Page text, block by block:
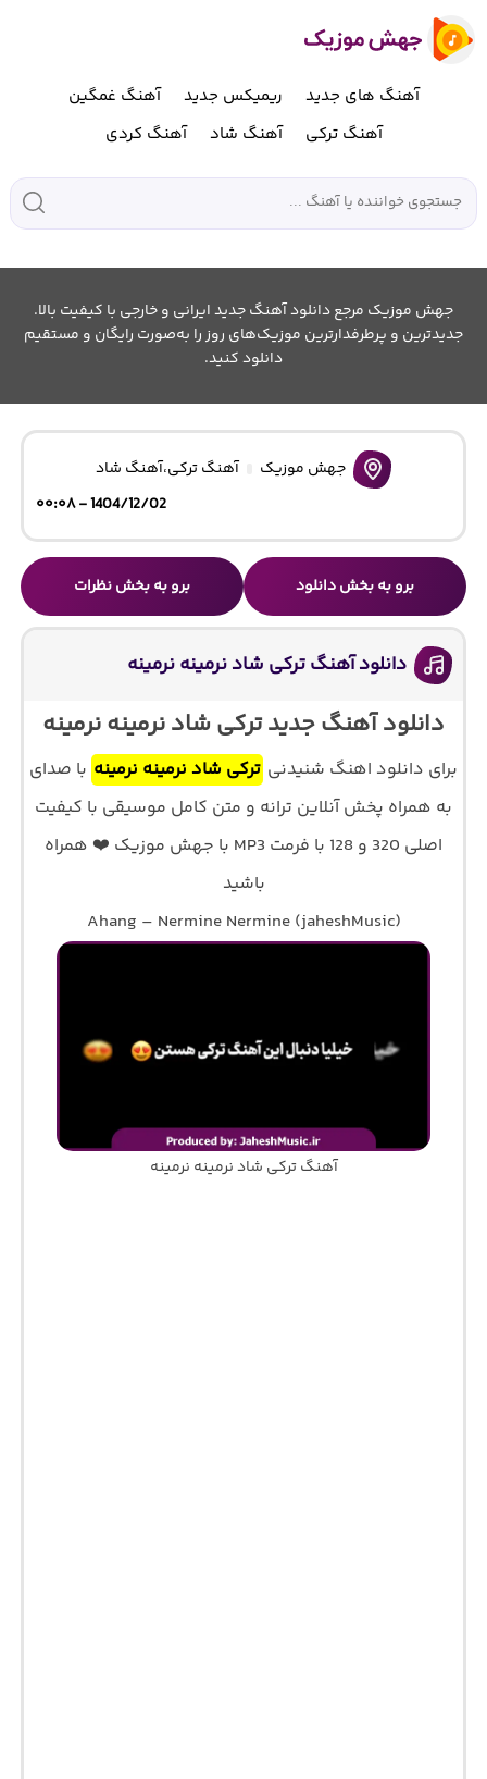
آهنگ های جدید ریمیکس جدید
آهنگ غمگین
آهنگ ترکی
آهنگ شاد آهنگ کردی
جهش موزیک مرجع دانلود آهنگ جدید ایرانی و خارجی با کیفیت بالا.
جدیدترین و پرطرفدارترین موزیک‌های روز را به‌صورت رایگان و مستقیم
دانلود کنید.
جهش موزیک آهنگ ترکی،آهنگ شاد
1404/12/02 - ۰۰:۰۸
برو به بخش دانلود برو به بخش نظرات
دانلود آهنگ ترکی شاد نرمینه نرمینه
دانلود آهنگ جدید ترکی شاد نرمینه نرمینه
برای دانلود اهنگ شنیدنی ترکی شاد نرمینه نرمینه با صدای
به همراه پخش آنلاین ترانه و متن کامل موسیقی با کیفیت
اصلی 320 و 128 با فرمت MP3 با جهش موزیک ❤️ همراه
باشید
Ahang – Nermine Nermine (jaheshMusic)
آهنگ ترکی شاد نرمینه نرمینه